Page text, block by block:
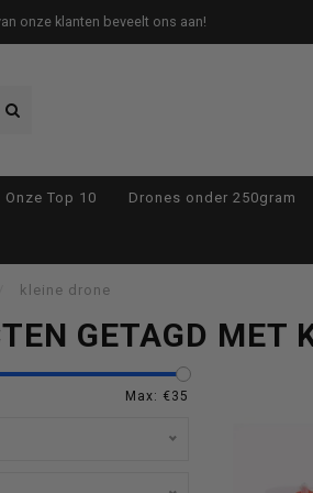
onze klanten beveelt ons aan!
pijltjes
Onze Top 10 Drones onder 250gram
kleine drone
GETAGD MET
Max: €35